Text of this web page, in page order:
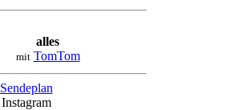
alles
mit TomTom
Sendeplan
Instagram